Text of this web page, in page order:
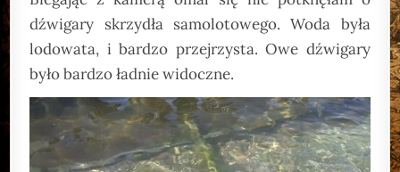
dźwigary skrzydła samolotowego. Woda była
lodowata, i bardzo przejrzysta. Owe dźwigary
było bardzo ładnie widoczne.